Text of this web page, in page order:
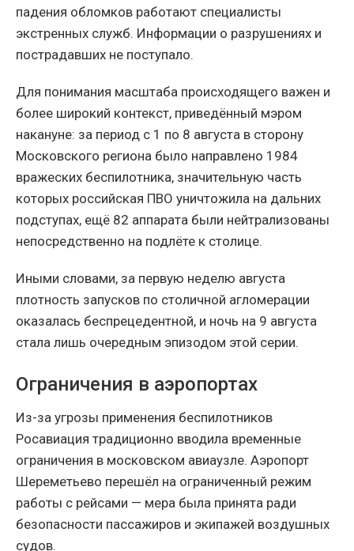
падения обломков работают специалисты
экстренных служб. Информации о разрушениях и
пострадавших не поступало.
Для понимания масштаба происходящего важен и
более широкий контекст, приведённый мэром
накануне: за период с 1 по 8 августа в сторону
Московского региона было направлено 1984
вражеских беспилотника, значительную часть
которых российская ПВО уничтожила на дальних
подступах, ещё 82 аппарата были нейтрализованы
непосредственно на подлёте к столице.
Иными словами, за первую неделю августа
плотность запусков по столичной агломерации
оказалась беспрецедентной, и ночь на 9 августа
стала лишь очередным эпизодом этой серии.
Ограничения в аэропортах
Из-за угрозы применения беспилотников
Росавиация традиционно вводила временные
ограничения в московском авиаузле. Аэропорт
Шереметьево перешёл на ограниченный режим
работы с рейсами — мера была принята ради
безопасности пассажиров и экипажей воздушных
судов.